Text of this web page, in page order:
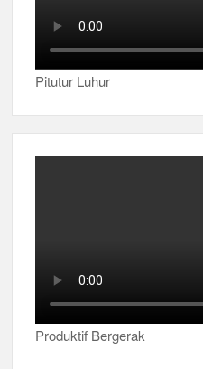
Pitutur Luhur
Produktif Bergerak